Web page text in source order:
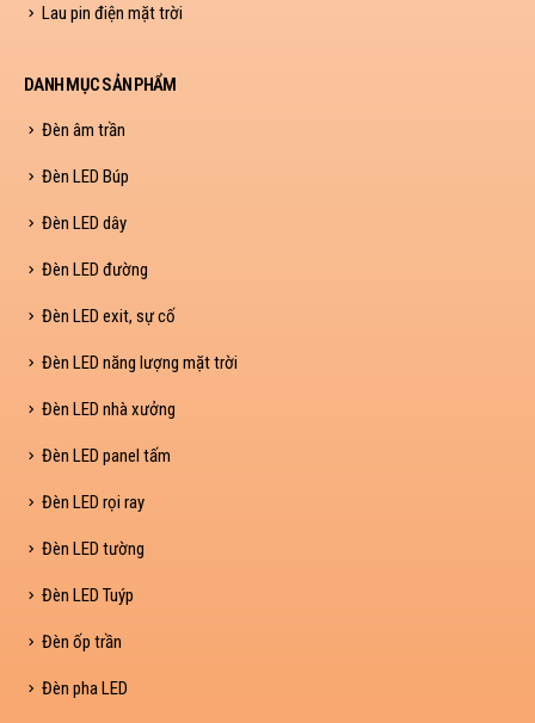
Lau pin điện mặt trời
DANH MỤC SẢN PHẨM
Đèn âm trần
Đèn LED Búp
Đèn LED dây
Đèn LED đường
Đèn LED exit, sự cố
Đèn LED năng lượng mặt trời
Đèn LED nhà xưởng
Đèn LED panel tấm
Đèn LED rọi ray
Đèn LED tường
Đèn LED Tuýp
Đèn ốp trần
Đèn pha LED